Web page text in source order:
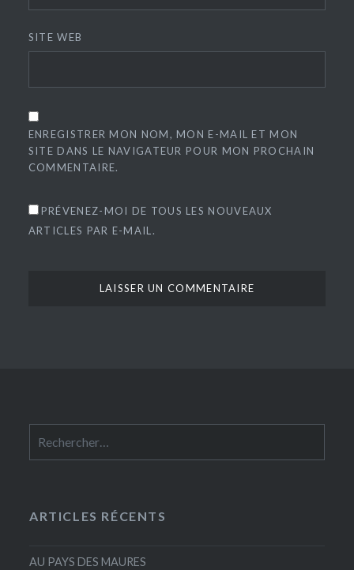
SITE WEB
ENREGISTRER MON NOM, MON E-MAIL ET MON
SITE DANS LE NAVIGATEUR POUR MON PROCHAIN
COMMENTAIRE.
PRÉVENEZ-MOI DE TOUS LES NOUVEAUX
ARTICLES PAR E-MAIL.
ARTICLES RÉCENTS
AU PAYS DES MAURES